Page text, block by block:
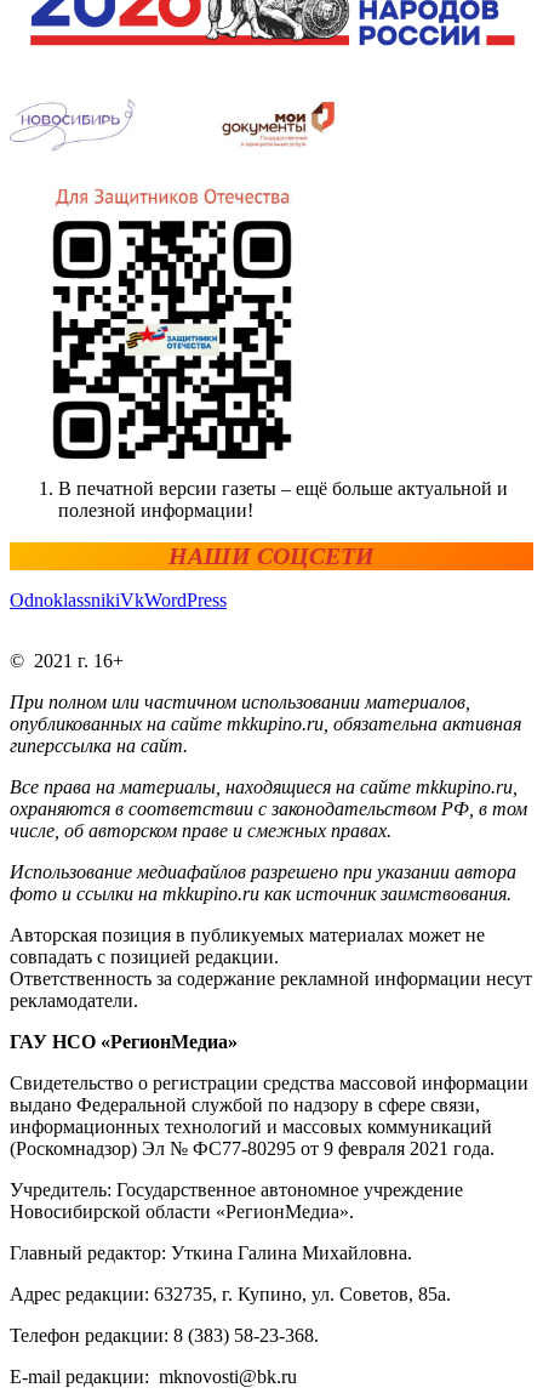
В печатной версии газеты – ещё больше актуальной и
полезной информации!
НАШИ СОЦСЕТИ
OdnoklassnikiVkWordPress
© 2021 г. 16+
При полном или частичном использовании материалов,
опубликованных на сайте mkkupino.ru, обязательна активная
гиперссылка на сайт.
Все права на материалы, находящиеся на сайте mkkupino.ru,
охраняются в соответствии с законодательством РФ, в том
числе, об авторском праве и смежных правах.
Использование медиафайлов разрешено при указании автора
фото и ссылки на mkkupino.ru как источник заимствования.
Авторская позиция в публикуемых материалах может не
совпадать с позицией редакции.
Ответственность за содержание рекламной информации несут
рекламодатели.
ГАУ НСО «РегионМедиа»
Свидетельство о регистрации средства массовой информации
выдано Федеральной службой по надзору в сфере связи,
информационных технологий и массовых коммуникаций
(Роскомнадзор) Эл № ФС77-80295 от 9 февраля 2021 года.
Учредитель: Государственное автономное учреждение
Новосибирской области «РегионМедиа».
Главный редактор: Уткина Галина Михайловна.
Адрес редакции: 632735, г. Купино, ул. Советов, 85а.
Телефон редакции: 8 (383) 58-23-368.
E-mail редакции: mknovosti@bk.ru